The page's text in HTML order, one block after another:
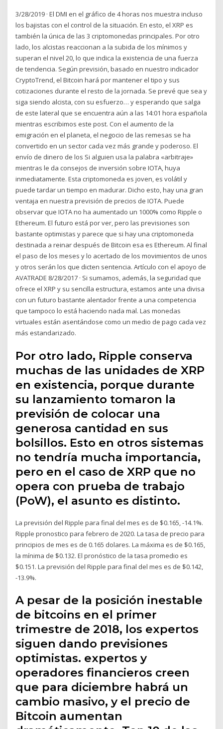
3/28/2019 · El DMI en el gráfico de 4 horas nos muestra incluso
los bajistas con el control de la situación. En esto, el XRP es
también la única de las 3 criptomonedas principales. Por otro
lado, los alcistas reaccionan a la subida de los mínimos y
superan el nivel 20, lo que indica la existencia de una fuerza
de tendencia. Según previsión, basado en nuestro indicador
CryptoTrend, el Bitcoin hará por mantener el tipo y sus
cotizaciones durante el resto de la jornada. Se prevé que sea y
siga siendo alcista, con su esfuerzo… y esperando que salga
de este lateral que se encuentra aún a las 14:01 hora española
mientras escribimos este post. Con el aumento de la
emigración en el planeta, el negocio de las remesas se ha
convertido en un sector cada vez más grande y poderoso. El
envío de dinero de los Si alguien usa la palabra «arbitraje»
mientras le da consejos de inversión sobre IOTA, huya
inmediatamente. Esta criptomoneda es joven, es volátil y
puede tardar un tiempo en madurar. Dicho esto, hay una gran
ventaja en nuestra previsión de precios de IOTA. Puede
observar que IOTA no ha aumentado un 1000% como Ripple o
Ethereum. El futuro está por ver, pero las previsiones son
bastante optimistas y parece que si hay una criptomoneda
destinada a reinar después de Bitcoin esa es Ethereum. Al final
el paso de los meses y lo acertado de los movimientos de unos
y otros serán los que dicten sentencia. Artículo con el apoyo de
AVATRADE 8/28/2017 · Si sumamos, además, la seguridad que
ofrece el XRP y su sencilla estructura, estamos ante una divisa
con un futuro bastante alentador frente a una competencia
que tampoco lo está haciendo nada mal. Las monedas
virtuales están asentándose como un medio de pago cada vez
más estandarizado.
Por otro lado, Ripple conserva
muchas de las unidades de XRP
en existencia, porque durante
su lanzamiento tomaron la
previsión de colocar una
generosa cantidad en sus
bolsillos. Esto en otros sistemas
no tendría mucha importancia,
pero en el caso de XRP que no
opera con prueba de trabajo
(PoW), el asunto es distinto.
La previsión del Ripple para final del mes es de $0.165, -14.1%.
Ripple pronostico para febrero de 2020. La tasa de precio para
principios de mes es de 0.165 dolares. La máxima es de $0.165,
la mínima de $0.132. El pronóstico de la tasa promedio es
$0.151. La previsión del Ripple para final del mes es de $0.142,
-13.9%.
A pesar de la posición inestable
de bitcoins en el primer
trimestre de 2018, los expertos
siguen dando previsiones
optimistas. expertos y
operadores financieros creen
que para diciembre habrá un
cambio masivo, y el precio de
Bitcoin aumentan